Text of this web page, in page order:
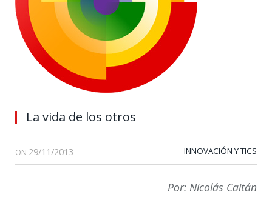
La vida de los otros
ON 29/11/2013 INNOVACIÓN Y TICS
Por: Nicolás Caitán